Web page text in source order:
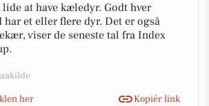
lide at have kæledyr. Godt hver
har et eller flere dyr. Det er også
viser de seneste tal fra Index
her
Kopiér link